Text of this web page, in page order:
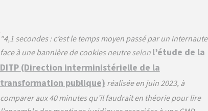
"4,1 secondes : c’est letemps moyenpassé par un internaute
face à une bannière de cookies neutreselonl’étude de la
DITP (Direction interministérielle de la
transformation publique) réalisée en juin 2023, à
comparer aux 40 minutes qu’il faudrait en théorie pour lire